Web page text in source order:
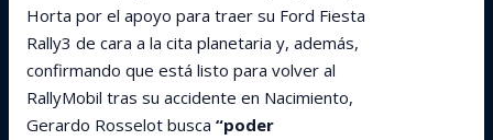
Horta por el apoyo para traer su Ford Fiesta
Rally3 de cara a la cita planetaria y, además,
confirmando que está listo para volver al
RallyMobil tras su accidente en Nacimiento,
Gerardo Rosselot busca “poder